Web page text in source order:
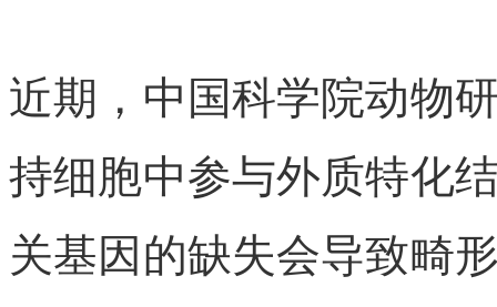
近期，中国科学院动物
持细胞中参与外质特化
关基因的缺失会导致畸